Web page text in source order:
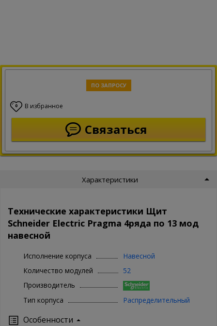
ПО ЗАПРОСУ
0 В избранное
Связаться
Характеристики
Технические характеристики Щит
Schneider Electric Pragma 4ряда по 13 мод
навесной
Исполнение корпуса
Навесной
Количество модулей
52
Производитель
Тип корпуса
Распределительный
Особенности